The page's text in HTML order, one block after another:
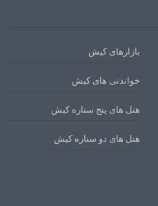
بازارهای کیش
خواندنی های کیش
هتل های پنج ستاره کیش
هتل های دو ستاره کیش